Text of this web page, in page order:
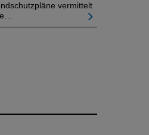
vermittelt